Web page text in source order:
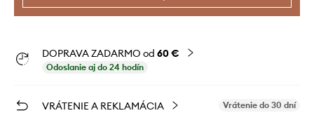
DOPRAVA ZADARMO od 60 €
Odoslanie aj do 24 hodín
VRÁTENIE A REKLAMÁCIA Vrátenie do 30 dní